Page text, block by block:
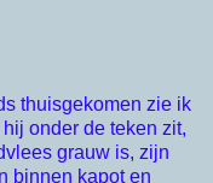
thuisgekomen zie ik
hij onder de teken zit,
grauw is, zijn
binnen kapot en